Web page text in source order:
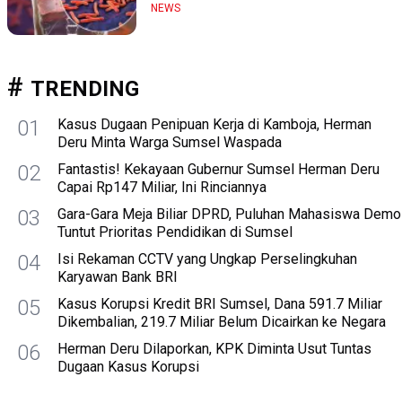
NEWS
TRENDING
01
Kasus Dugaan Penipuan Kerja di Kamboja, Herman
Deru Minta Warga Sumsel Waspada
02
Fantastis! Kekayaan Gubernur Sumsel Herman Deru
Capai Rp147 Miliar, Ini Rinciannya
03
Gara-Gara Meja Biliar DPRD, Puluhan Mahasiswa Demo
Tuntut Prioritas Pendidikan di Sumsel
04
Isi Rekaman CCTV yang Ungkap Perselingkuhan
Karyawan Bank BRI
05
Kasus Korupsi Kredit BRI Sumsel, Dana 591.7 Miliar
Dikembalian, 219.7 Miliar Belum Dicairkan ke Negara
06
Herman Deru Dilaporkan, KPK Diminta Usut Tuntas
Dugaan Kasus Korupsi